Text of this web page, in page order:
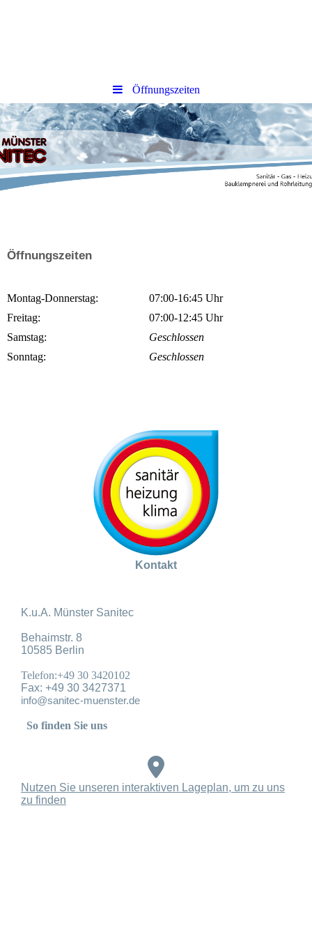
Öffnungszeiten
Öffnungszeiten
Montag-Donnerstag:
07:00-16:45 Uhr
Freitag:
07:00-12:45 Uhr
Samstag:
Geschlossen
Sonntag:
Geschlossen
Kontakt
K.u.A. Münster Sanitec
Behaimstr. 8
10585 Berlin
Telefon:+49 30 3420102
Fax: +49 30 3427371
info@sanitec-muenster.de
So finden Sie uns
Nutzen Sie unseren interaktiven La­ge­plan, um zu uns
zu finden